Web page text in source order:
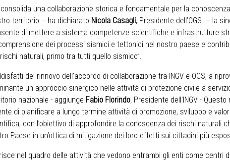
una collaborazione storica e fondamentale per la
territorio – ha dichiarato Nicola Casagli, Presidente dell’OGS – la
di mettere a sistema competenze scientifiche e infrastrutture
dei processi sismici e tettonici nel nostro paese e
naturali, primo tra tutti quello sismico”.
del rinnovo dell’accordo di collaborazione tra INGV e OGS, a
un approccio sinergico nelle attività di protezione civile a
nazionale - aggiunge Fabio Florindo, Presidente dell’INGV - Questo
di pianificare a lungo termine attività di promozione, sviluppo e
con l’obiettivo di approfondire la conoscenza dei rischi naturali
Paese in un’ottica di mitigazione dei loro effetti sui cittadini più
nel quadro delle attività che vedono entrambi gli enti come centri